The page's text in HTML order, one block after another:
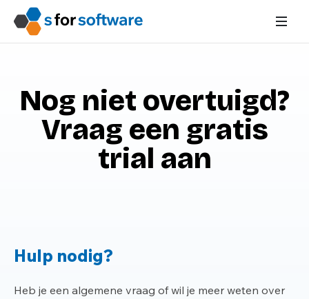
Nog niet overtuigd?
Vraag een gratis
trial aan
Hulp nodig?
Heb je een algemene vraag of wil je meer weten over